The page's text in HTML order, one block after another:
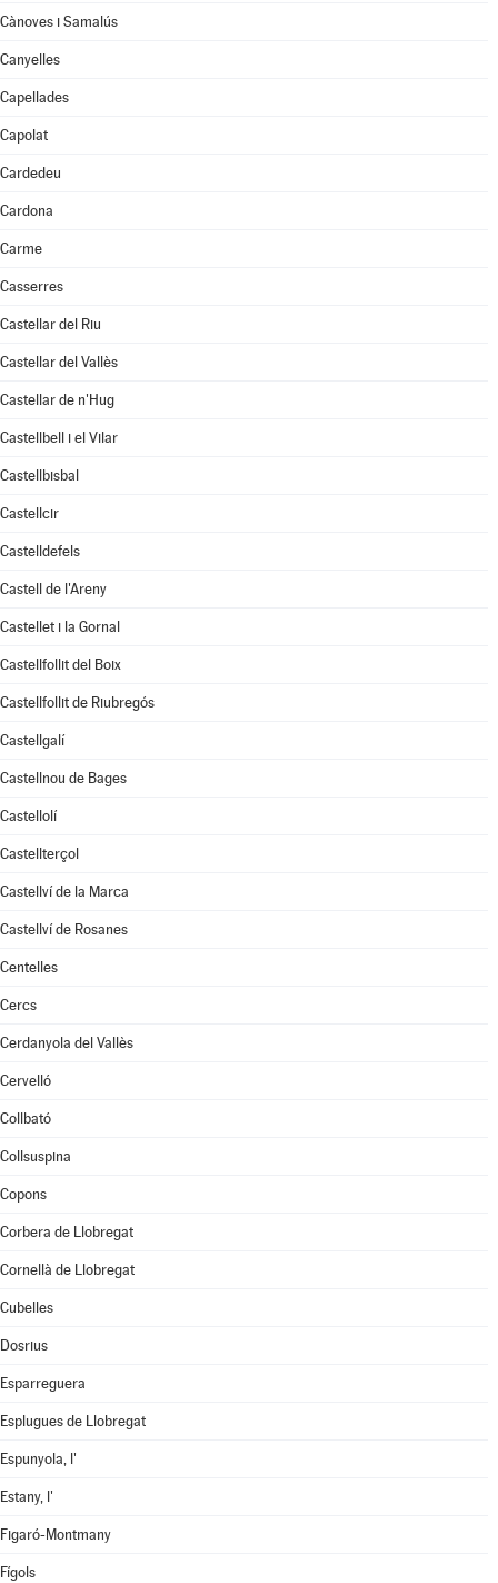
Cànoves i Samalús
Canyelles
Capellades
Capolat
Cardedeu
Cardona
Carme
Casserres
Castellar del Riu
Castellar del Vallès
Castellar de n'Hug
Castellbell i el Vilar
Castellbisbal
Castellcir
Castelldefels
Castell de l'Areny
Castellet i la Gornal
Castellfollit del Boix
Castellfollit de Riubregós
Castellgalí
Castellnou de Bages
Castellolí
Castellterçol
Castellví de la Marca
Castellví de Rosanes
Centelles
Cercs
Cerdanyola del Vallès
Cervelló
Collbató
Collsuspina
Copons
Corbera de Llobregat
Cornellà de Llobregat
Cubelles
Dosrius
Esparreguera
Esplugues de Llobregat
Espunyola, l'
Estany, l'
Figaró-Montmany
Fígols